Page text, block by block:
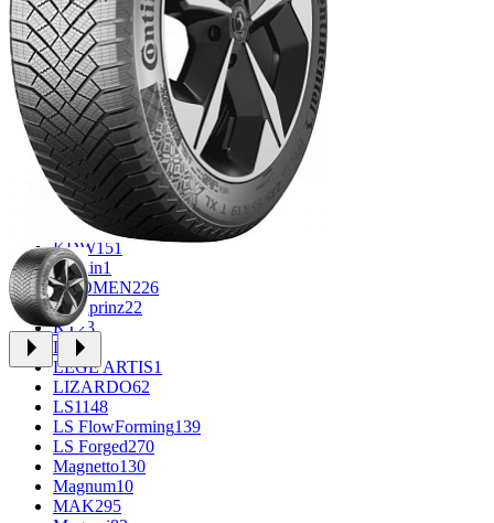
CROSS_STREET30
Eurodisk1
FF34
GR71
Grizzly3
iFree1004
iFree Original53
Ikon1
INFORGED1
IVR
K&K1
2
KDW151
Keskin1
KHOMEN226
Kronprinz22
KT23
LE
13
LEGE ARTIS1
LIZARDO62
LS1148
LS FlowForming139
LS Forged270
Magnetto130
Magnum10
MAK295